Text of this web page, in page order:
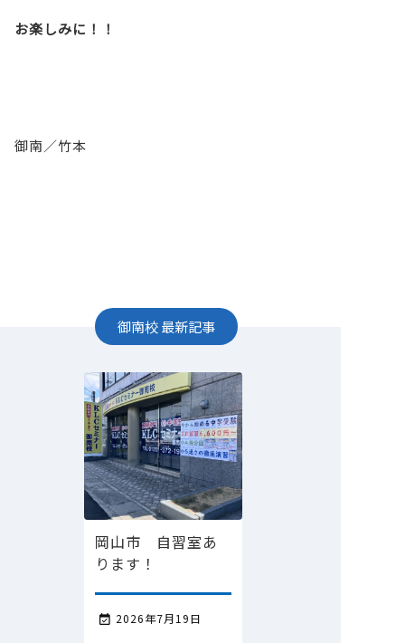
お楽しみに！！
御南／竹本
御南校最新記事
岡山市 自習室あ
ります！
 2026年7月19日